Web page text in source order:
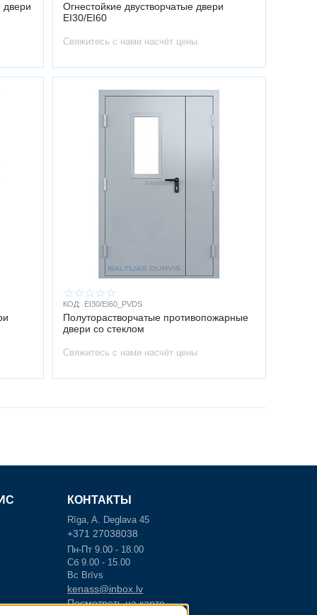
основной источник опасности при пожаре.
способная спасти жизнь в чрезвычайной ситуации.
двери
Огнестойкие двустворчатые двери
EI30/EI60
Свяжитесь с нами насчёт цены
КОД: EI30/EI60_PVDS
Полуторастворчатые противопожарные
двери со стеклом
Свяжитесь с нами насчёт цены
КОНТАКТЫ
Rīga, A. Deglava 45
+371 27038038
Пн-Пт 9.00 - 18.00
Сб 9.00 - 15.00
Вс Brīvs
kenass@inbox.lv
Посмотреть на карте